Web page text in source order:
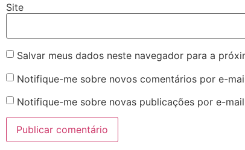
Site
Salvar meus dados neste navegador para a
Notifique-me sobre novos comentários por e-
Notifique-me sobre novas publicações por e-